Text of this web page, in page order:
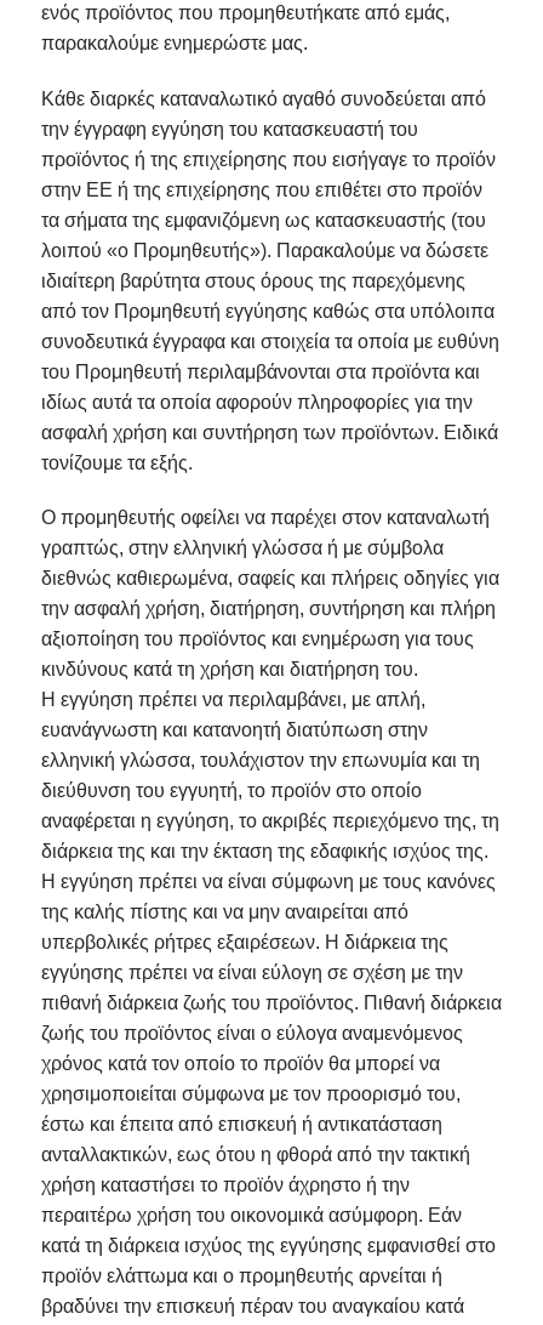
ενός προϊόντος που προμηθευτήκατε από εμάς,
παρακαλούμε ενημερώστε μας.
Κάθε διαρκές καταναλωτικό αγαθό συνοδεύεται από
την έγγραφη εγγύηση του κατασκευαστή του
προϊόντος ή της επιχείρησης που εισήγαγε το προϊόν
στην ΕΕ ή της επιχείρησης που επιθέτει στο προϊόν
τα σήματα της εμφανιζόμενη ως κατασκευαστής (του
λοιπού «ο Προμηθευτής»). Παρακαλούμε να δώσετε
ιδιαίτερη βαρύτητα στους όρους της παρεχόμενης
από τον Προμηθευτή εγγύησης καθώς στα υπόλοιπα
συνοδευτικά έγγραφα και στοιχεία τα οποία με ευθύνη
του Προμηθευτή περιλαμβάνονται στα προϊόντα και
ιδίως αυτά τα οποία αφορούν πληροφορίες για την
ασφαλή χρήση και συντήρηση των προϊόντων. Ειδικά
τονίζουμε τα εξής.
Ο προμηθευτής οφείλει να παρέχει στον καταναλωτή
γραπτώς, στην ελληνική γλώσσα ή με σύμβολα
διεθνώς καθιερωμένα, σαφείς και πλήρεις οδηγίες για
την ασφαλή χρήση, διατήρηση, συντήρηση και πλήρη
αξιοποίηση του προϊόντος και ενημέρωση για τους
κινδύνους κατά τη χρήση και διατήρηση του.
Η εγγύηση πρέπει να περιλαμβάνει, με απλή,
ευανάγνωστη και κατανοητή διατύπωση στην
ελληνική γλώσσα, τουλάχιστον την επωνυμία και τη
διεύθυνση του εγγυητή, το προϊόν στο οποίο
αναφέρεται η εγγύηση, το ακριβές περιεχόμενο της, τη
διάρκεια της και την έκταση της εδαφικής ισχύος της.
Η εγγύηση πρέπει να είναι σύμφωνη με τους κανόνες
της καλής πίστης και να μην αναιρείται από
υπερβολικές ρήτρες εξαιρέσεων. Η διάρκεια της
εγγύησης πρέπει να είναι εύλογη σε σχέση με την
πιθανή διάρκεια ζωής του προϊόντος. Πιθανή διάρκεια
ζωής του προϊόντος είναι ο εύλογα αναμενόμενος
χρόνος κατά τον οποίο το προϊόν θα μπορεί να
χρησιμοποιείται σύμφωνα με τον προορισμό του,
έστω και έπειτα από επισκευή ή αντικατάσταση
ανταλλακτικών, εως ότου η φθορά από την τακτική
χρήση καταστήσει το προϊόν άχρηστο ή την
περαιτέρω χρήση του οικονομικά ασύμφορη. Εάν
κατά τη διάρκεια ισχύος της εγγύησης εμφανισθεί στο
προϊόν ελάττωμα και ο προμηθευτής αρνείται ή
βραδύνει την επισκευή πέραν του αναγκαίου κατά